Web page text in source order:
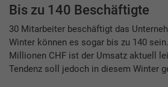
Bis zu 140 Beschäftigte
30 Mitarbeiter beschäftigt das
Winter können es sogar bis zu 140
Millionen CHF ist der Umsatz aktuell
Tendenz soll jedoch in diesem Winter